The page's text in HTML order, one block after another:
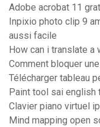
Adobe acrobat 11
Inpixio photo clip 9
aussi facile
How can i translate a
Comment bloquer
Télécharger tableau
Paint tool sai english
Clavier piano virtuel
Mind mapping open